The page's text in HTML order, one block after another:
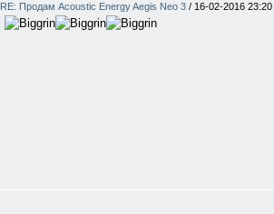
RE: Продам Acoustic Energy Aegis Neo 3 / 16-02-2016 23:20